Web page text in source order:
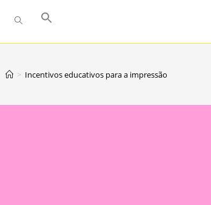
> Incentivos educativos para a impressão